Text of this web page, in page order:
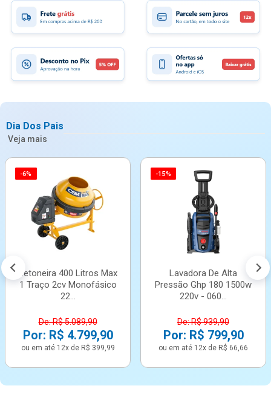
Dia Dos Pais
Veja mais
-6%
Betoneira 400 Litros Max
1 Traço 2cv Monofásico
22...
De: R$ 5.089,90
Por: R$ 4.799,90
ou em até 12x de R$ 399,99
-15%
Lavadora De Alta
Pressão Ghp 180 1500w
220v - 060...
De: R$ 939,90
Por: R$ 799,90
ou em até 12x de R$ 66,66